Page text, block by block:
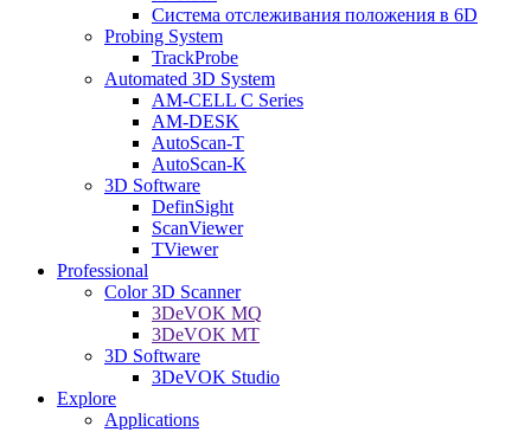
Система отслеживания положения в 6D
Probing System
TrackProbe
Automated 3D System
AM-CELL C Series
AM-DESK
AutoScan-T
AutoScan-K
3D Software
DefinSight
ScanViewer
TViewer
Professional
Color 3D Scanner
3DeVOK MQ
3DeVOK MT
3D Software
3DeVOK Studio
Explore
Applications